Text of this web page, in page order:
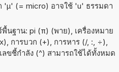
'µ' (= micro) อาจใช้ 'u' ธรรมดา
ฐาน: pi (π) (พาย), เครื่องหมาย
การบวก (+), การหาร (/, :, ÷),
ลขชี้กำลัง (^) สามารถใช้ได้ทั้งหมด